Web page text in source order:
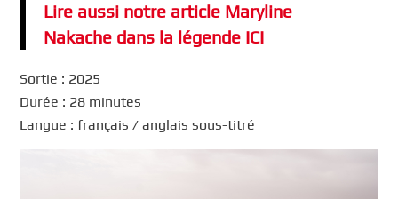
Lire aussi notre article Maryline
Nakache dans la légende ICI
Sortie : 2025
Durée : 28 minutes
Langue : français / anglais sous-titré